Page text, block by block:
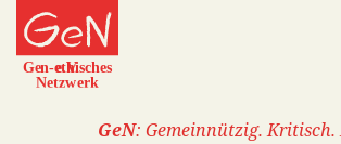
Direkt
zum
Inhalt
GeN: Gemeinnützig.